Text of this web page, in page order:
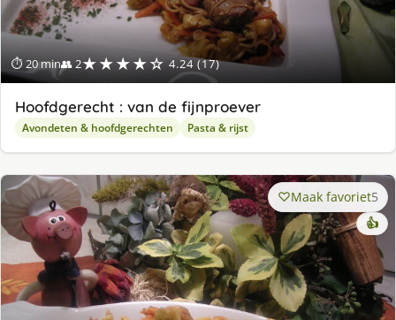
⏱ 20 min👥 2★★★★☆ 4.24 (17)
Hoofdgerecht : van de fijnproever
Avondeten & hoofdgerechten Pasta & rijst
Maak favoriet5
👍